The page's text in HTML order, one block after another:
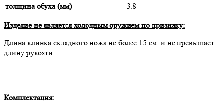
толщина обуха (мм)
3.8
Изделие не является холодным оружием по признаку:
Длина клинка складного ножа не более 15 cм. и не превышает
длину рукояти.
Комплектация: